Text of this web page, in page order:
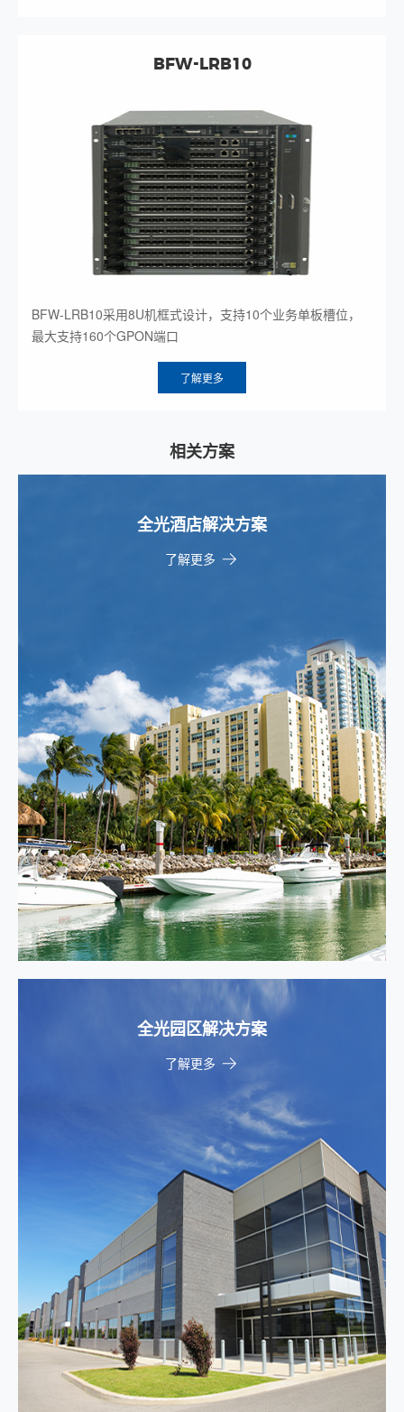
BFW-LRB10
BFW-LRB10采用8U机框式设计，支持10个业务单板槽位，
最大支持160个GPON端口
了解更多
相关方案
全光酒店解决方案
了解更多
全光园区解决方案
了解更多